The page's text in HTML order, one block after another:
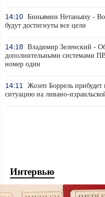
14:10 Биньямин Нетаньяху -
будут достигнуты все цели
14:18 Владимир Зеленский -
дополнительными системами
номер один
14:11 Жозеп Боррель
ситуацию на ливано-
Интервью